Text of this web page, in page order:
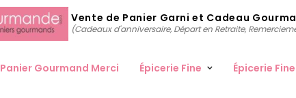
Vente de Panier Garni et Cadeau
(Cadeaux d'anniversaire, Départ en Retraite,
Panier Gourmand Merci Épicerie Fine Épicerie